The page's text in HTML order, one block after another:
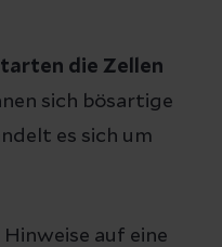
die Zellen
sich bösartige
es sich um
auf eine